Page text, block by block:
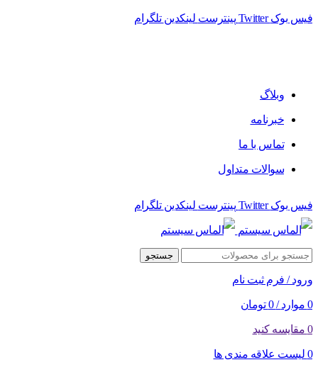
فیس بوک Twitter پینترست لینکدین تلگرام
وبلاگ
خبرنامه
تماس با ما
سوالات متداول
فیس بوک Twitter پینترست لینکدین تلگرام
جستجو
ورود / فرم ثبت نام
0 موارد /
0 تومان
0 مقایسه کنید
0 لیست علاقه مندی ها